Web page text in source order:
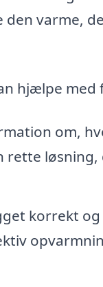
varme,
hjælpe med
om,
løsning,
korrekt